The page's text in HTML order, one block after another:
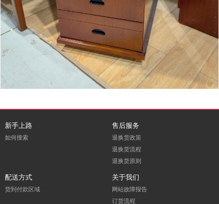
新手上路
如何搜索
售后服务
退换货政策
退换货流程
退换货原则
配送方式
货到付款区域
关于我们
网站故障报告
订货流程